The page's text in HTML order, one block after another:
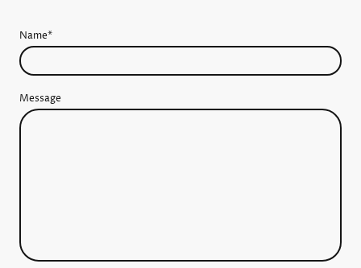
Name*
Message